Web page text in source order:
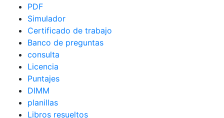
PDF
Simulador
Certificado de trabajo
Banco de preguntas
consulta
Licencia
Puntajes
DIMM
planillas
Libros resueltos